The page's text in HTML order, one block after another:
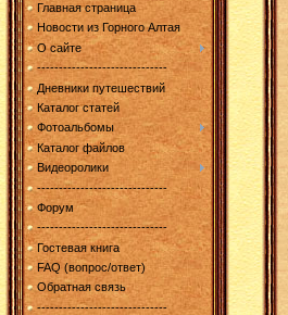
Главная страница
Новости из Горного Алтая
О сайте
------------------------------
Дневники путешествий
Каталог статей
Фотоальбомы
Каталог файлов
Видеоролики
------------------------------
Форум
------------------------------
Гостевая книга
FAQ (вопрос/ответ)
Обратная связь
------------------------------